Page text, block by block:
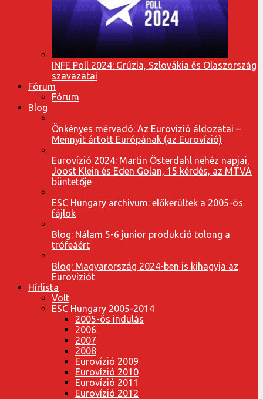
INFE Poll 2024: Grúzia, Szlovákia és Olaszország
szavazatai
Fórum
Fórum
Blog
Önkényes mérvadó: Az Eurovízió áldozatai –
Mennyit ártott Európának (az Eurovízió)
Eurovízió 2024: Martin Österdahl nehéz napjai,
Joost Klein és Eden Golan, 15 kérdés, az MTVA
büntetője
ESC Hungary archivum: előkerültek a 2005-ös
fájlok
Blog: Nálam 5-6 junior produkció tolong a
trófeáért
Blog: Magyarország 2024-ben is kihagyja az
Eurovíziót
Hírlista
Volt
ESC Hungary 2005-2014
2005-ös indulás
2006
2007
2008
Eurovízió 2009
Eurovízió 2010
Eurovízió 2011
Eurovízió 2012